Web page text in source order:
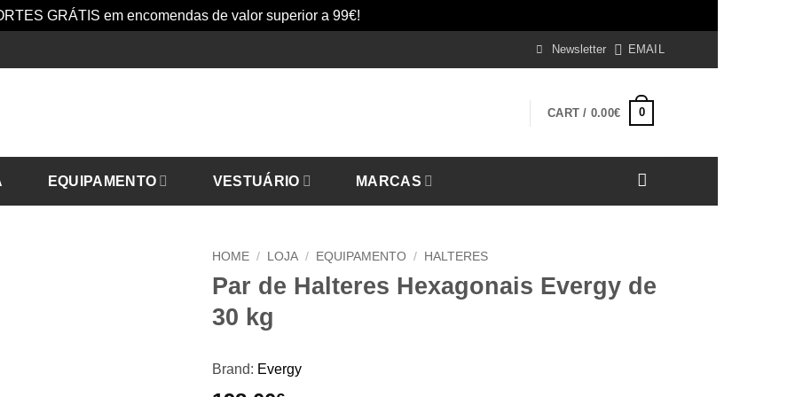
GRÁTIS em encomendas de valor superior a 99€!
Newsletter EMAIL
CART / 0.00€ 0
EQUIPAMENTO VESTUÁRIO MARCAS
HOME / LOJA / EQUIPAMENTO / HALTERES
Par de Halteres Hexagonais Evergy de
30 kg
Brand: Evergy